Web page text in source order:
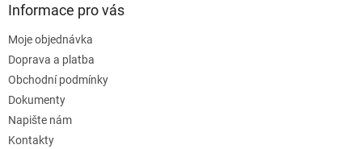
Informace pro vás
Moje objednávka
Doprava a platba
Obchodní podmínky
Dokumenty
Napište nám
Kontakty